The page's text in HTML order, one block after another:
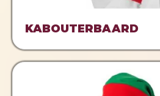
KABOUTERBAARD